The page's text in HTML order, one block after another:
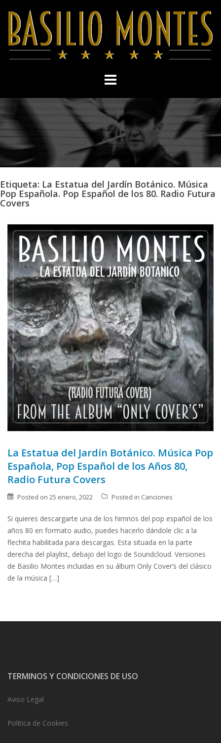
content
Etiqueta: La Estatua del Jardín Botánico. Música
Pop Española. Pop Español de los 80. Radio Futura
Covers
La Estatua del Jardín Botánico. Música Pop
Española, Pop Español de los Años 80,
Radio Futura Covers
Posted on 25 enero, 2022 Posted in Canciones
Si quieres descargarte una de los himnos del pop español de los
años 80 en formato audio, puedes hacerlo dándole clic a la
flechita habilitada para descargas. Esta situada en la parte
derecha del playlist, debajo del logo de Soundcloud. Versiones
de Basilio Montes incluidas en su álbum Only Cover’s del clásico
de la música […]
TERMINOS Y CONDICIONES DE USO
Aviso Legal
Politica de Cookies